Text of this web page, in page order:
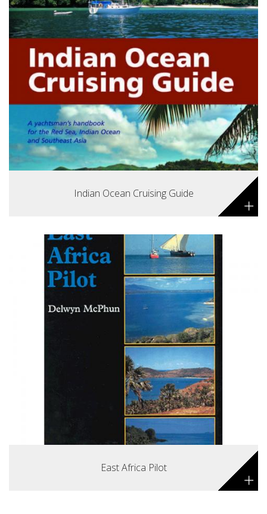
Indian Ocean Cruising Guide +
East Africa Pilot +